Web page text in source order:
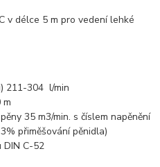
v délce 5 m pro vedení lehké
211-304 l/min
m
35 m3/min. s číslem napěnění
přiměšování pěnidla)
DIN C-52